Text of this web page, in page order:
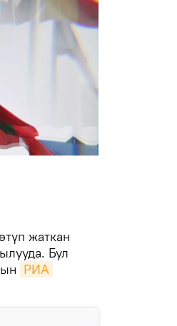
жаткан
Бул
РИА